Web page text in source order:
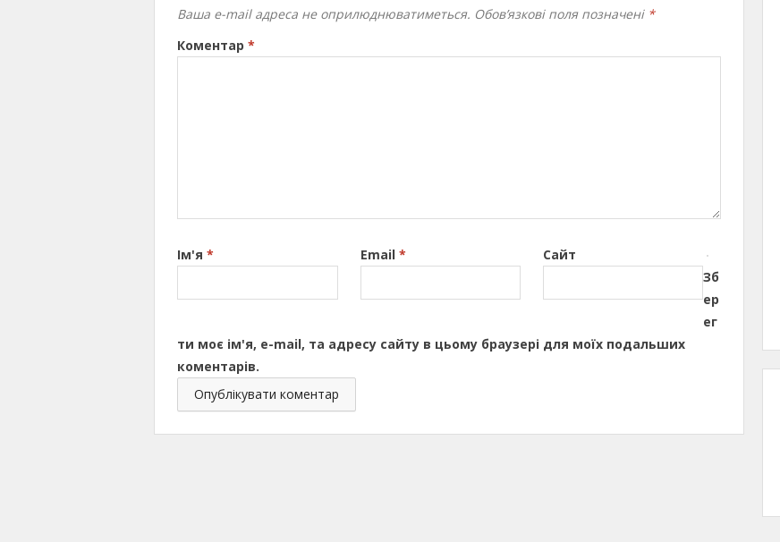
Ваша e-mail адреса не оприлюднюватиметься. Обов’язкові поля позначені *
Коментар *
Ім'я * Email *
Сайт
Зб
ер
ег
ти моє ім'я, e-mail, та адресу сайту в цьому браузері для моїх подальших
коментарів.